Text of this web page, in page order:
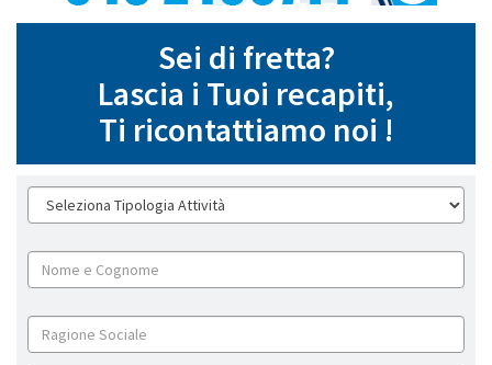
Sei di fretta?
Lascia i Tuoi recapiti,
Ti ricontattiamo noi !